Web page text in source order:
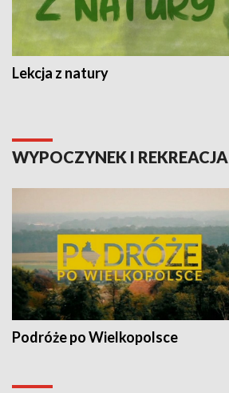
Lekcja z natury
WYPOCZYNEK I REKREACJA
Podróże po Wielkopolsce